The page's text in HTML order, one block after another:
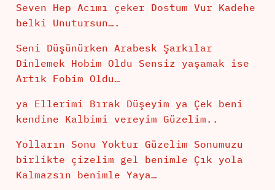
Seven Hep Acımı çeker Dostum Vur Kadehe
belki Unutursun….
Seni Düşünürken Arabesk Şarkılar
Dinlemek Hobim Oldu Sensiz yaşamak ise
Artık Fobim Oldu…
ya Ellerimi Bırak Düşeyim ya Çek beni
kendine Kalbimi vereyim Güzelim..
Yolların Sonu Yoktur Güzelim Sonumuzu
birlikte çizelim gel benimle Çık yola
Kalmazsın benimle Yaya…